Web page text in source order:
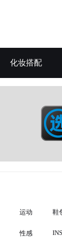
化妆搭配
运动 鞋
性感 INS